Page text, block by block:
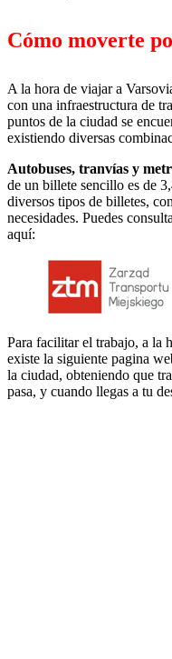
Cómo moverte
A la hora de viajar a
con una infraestructura de
puntos de la ciudad se
existiendo diversas
Autobuses, tranvías y
de un billete sencillo es de
diversos tipos de billetes,
necesidades. Puedes
aquí:
Para facilitar el trabajo, a la
existe la siguiente pagina
la ciudad, obteniendo que
pasa, y cuando llegas a tu